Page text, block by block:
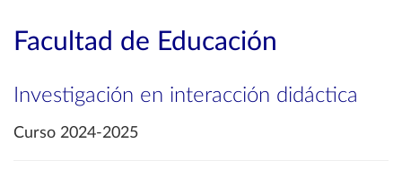
Facultad de Educación
Investigación en interacción didáctica
Curso 2024-2025